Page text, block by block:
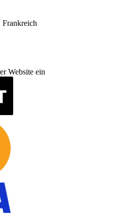
Website ein